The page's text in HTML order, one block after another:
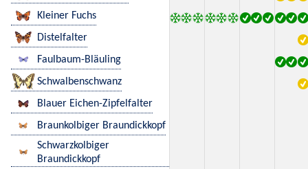
Kleiner Fuchs
Distelfalter
Faulbaum-Bläuling
Schwalbenschwanz
Blauer Eichen-Zipfelfalter
Braunkolbiger Braundickkopf
Schwarzkolbiger
Braundickkopf